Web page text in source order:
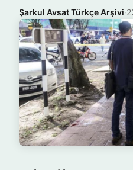
Şarkul Avsat Türkçe Arşivi·